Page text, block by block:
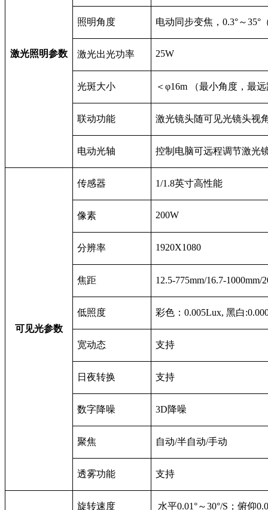
激光照明参数
照明角度 电动同步变焦，0.3°～35°
激光出光功率 25W
光斑大小 ＜φ16m （最小角度，最
联动功能 激光镜头随可见光镜头视
电动光轴 控制电脑可远程调节激光
可见光参数
传感器 1/1.8英寸高性能
像素 200W
分辨率 1920X1080
焦距 12.5-775mm/16.7-1000mm/
低照度 彩色：0.005Lux, 黑白
宽动态 支持
日夜转换 支持
数字降噪 3D降噪
聚焦 自动/半自动/手动
透雾功能 支持
旋转速度 水平0.01°～30°/S；俯仰